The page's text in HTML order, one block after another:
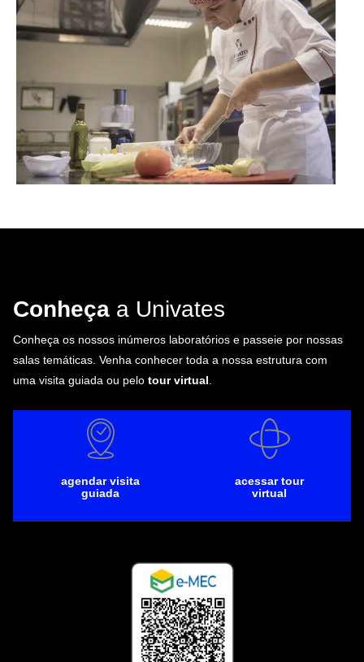
Conheça a Univates
Conheça os nossos inúmeros laboratórios e passeie por nossas
salas temáticas. Venha conhecer toda a nossa estrutura com
uma visita guiada ou pelo tour virtual.
agendar visita
guiada
acessar tour
virtual